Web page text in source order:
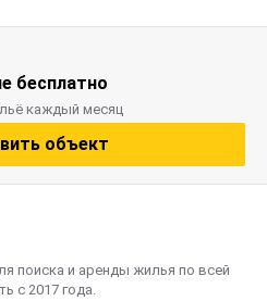
бесплатно
каждый месяц
объект
поиска и аренды жилья по всей
с 2017 года.